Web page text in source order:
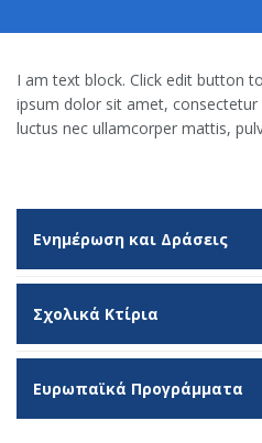
I am text block. Click edit button
ipsum dolor sit amet, consectetur
luctus nec ullamcorper mattis,
Ενημέρωση και Δράσεις
Σχολικά Κτίρια
Ευρωπαϊκά Προγράμματα